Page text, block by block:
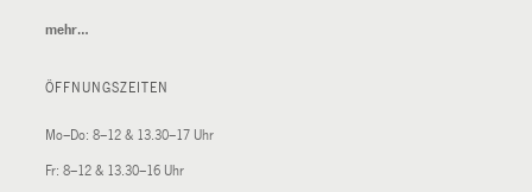
mehr…
ÖFFNUNGSZEITEN
Mo–Do: 8–12 & 13.30–17 Uhr
Fr: 8–12 & 13.30–16 Uhr